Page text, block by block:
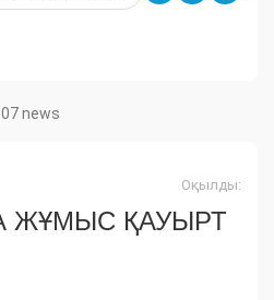
07 news
Оқылды:
ЖҰМЫС ҚАУЫРТ